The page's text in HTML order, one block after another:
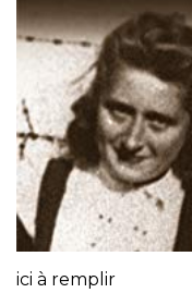
ici à remplir